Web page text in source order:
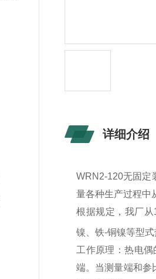
详细介绍
WRN2-120无固定
量各种生产过程中
根据规定，我厂
镍、铁-铜镍等型
工作原理：热电
端。当测量端和参